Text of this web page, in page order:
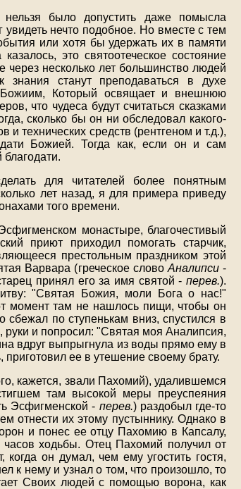
было допустить даже помысла
нечто подобное. Но вместе с тем
или хотя бы удержать их в памяти
это святоотеческое состояние
несколько лет большинство людей
знания станут преподаваться в духе
Который освящает и внешнюю
что чудеса будут считаться сказками
сколько бы он ни обследовал какого-
технических средств (рентгеном и т.д.),
Божией. Тогда как, если он и сам
для читателей более понятным
лет назад, я для примера приведу
того времени.
монастыре, благочестивый
приют приходил помогать старчик,
престольным праздником этой
Варвара (греческое слово Аналипси-
принял его за имя святой - перев.).
"Святая Божия, моли Бога о нас!"
момент там не нашлось пищи, чтобы он
сбежал по ступенькам вниз, спустился в
и попросил: "Святая моя Аналипсия,
вдруг выпрыгнула из воды прямо ему в
ее в утешение своему брату.
кажется, звали Пахомий), удалившемся
там высокой меры преуспеяния
Эсфигменской - перев.) раздобыл где-то
отнести их этому пустыннику. Однако в
и понес ее отцу Пахомию в Капсалу,
часов ходьбы. Отец Пахомий получил от
он думал, чем ему угостить гостя,
к нему и узнал о том, что произошло, то
Своих людей с помощью ворона, как